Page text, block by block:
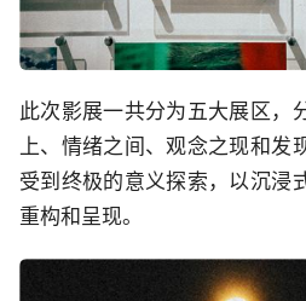
此次影展一共分为五大展区，
上、情绪之间、观念之现和发
受到终极的意义探索，以沉浸
重构和呈现。